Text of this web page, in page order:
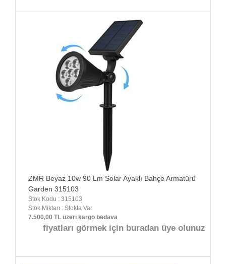
ZMR Beyaz 10w 90 Lm Solar Ayaklı Bahçe Armatürü
Garden 315103
Stok Kodu : 315103
Stok Miktarı : Stokta Var
7.500,00 TL üzeri kargo bedava
fiyatları görmek için buradan üye olunuz